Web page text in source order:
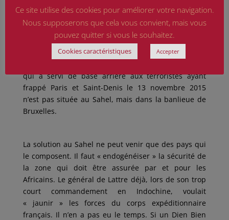
préventive. Pour autant, d’une part les autres pays
européens ne semblent pas être convaincus par
cette menace puisqu’ils n’interviennent pas et
d’autre part aucun des groupes que nous
combattons au Sahel n’a jamais, à ma connaissance,
qui a servi de base arrière aux terroristes ayant
frappé Paris et Saint-Denis le 13 novembre 2015
n’est pas située au Sahel, mais dans la banlieue de
Bruxelles.
La solution au Sahel ne peut venir que des pays qui
le composent. Il faut « endogénéiser » la sécurité de
la zone qui doit être assurée par et pour les
Africains. Le général de Lattre déjà, lors de son trop
court commandement en Indochine, voulait
« jaunir » les forces du corps expéditionnaire
français. Il n’en a pas eu le temps. Si un Dien Bien
Ce site utilise des cookies pour améliorer votre navigation.
Nous supposerons que cela vous convient, mais vous
pouvez quitter si vous le souhaitez.
Cookies caractéristiques Accepter